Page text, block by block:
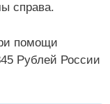
справа.
помощи
Рублей России